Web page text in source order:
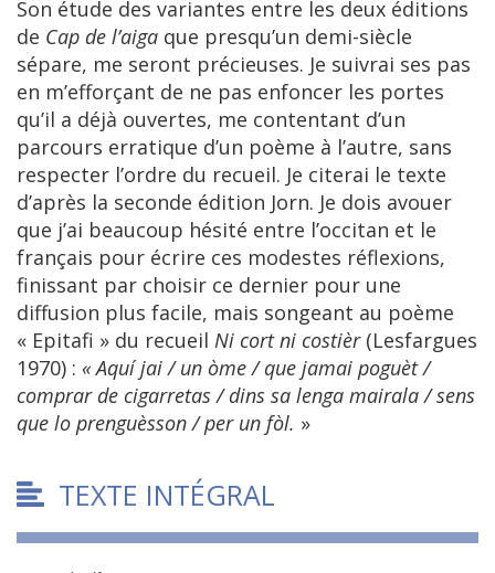
Son étude des variantes entre les deux éditions
de Cap de l’aiga que presqu’un demi-siècle
sépare, me seront précieuses. Je suivrai ses pas
en m’efforçant de ne pas enfoncer les portes
qu’il a déjà ouvertes, me contentant d’un
parcours erratique d’un poème à l’autre, sans
respecter l’ordre du recueil. Je citerai le texte
d’après la seconde édition Jorn. Je dois avouer
que j’ai beaucoup hésité entre l’occitan et le
français pour écrire ces modestes réflexions,
finissant par choisir ce dernier pour une
diffusion plus facile, mais songeant au poème
« Epitafi » du recueil Ni cort ni costièr(Lesfargues
1970) : « Aquí jai / un òme / que jamai poguèt /
comprar de cigarretas / dins sa lenga mairala / sens
que lo prenguèsson / per un fòl. »
TEXTE INTÉGRAL